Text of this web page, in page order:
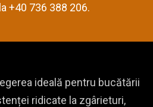
+40 736 388 206.
ideală pentru bucătării
ridicate la zgârieturi,